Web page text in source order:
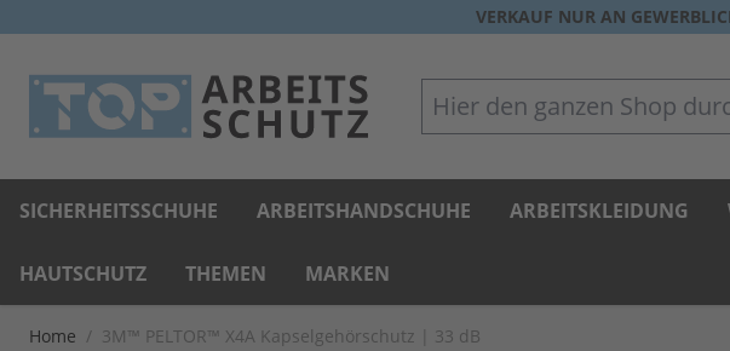
VERKAUF NUR AN
Hier den ganzen Shop
SICHERHEITSSCHUHE ARBEITSHANDSCHUHE ARBEITSKLEIDUNG
HAUTSCHUTZ THEMEN MARKEN
Home / 3M™ PELTOR™ X4A Kapselgehörschutz | 33 dB